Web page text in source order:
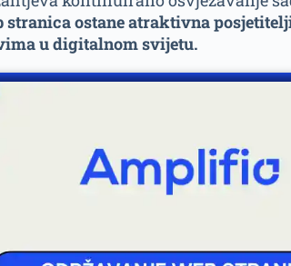
stranica ostane atraktivna
u digitalnom svijetu.